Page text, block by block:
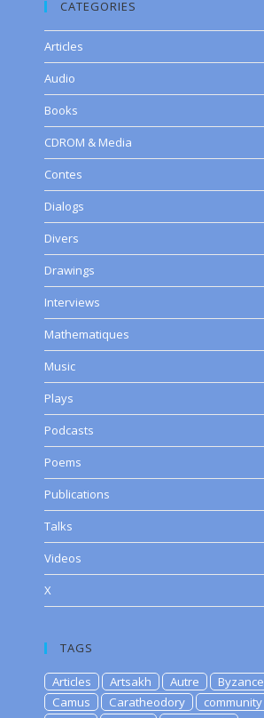
CATEGORIES
Articles
Audio
Books
CDROM & Media
Contes
Dialogs
Divers
Drawings
Interviews
Mathematiques
Music
Plays
Podcasts
Poems
Publications
Talks
Videos
X
TAGS
Articles Artsakh Autre
Byzance
Camus
Caratheodory
community